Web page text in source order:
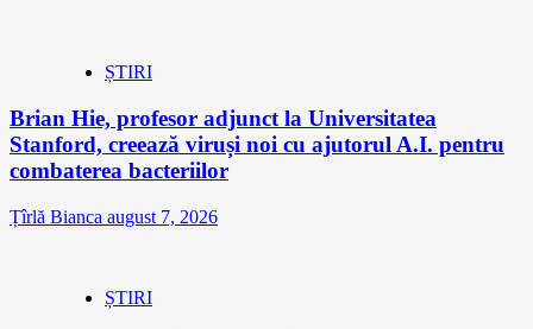
ȘTIRI
Brian Hie, profesor adjunct la Universitatea
Stanford, creează viruși noi cu ajutorul A.I. pentru
combaterea bacteriilor
Țîrlă Bianca august 7, 2026
ȘTIRI